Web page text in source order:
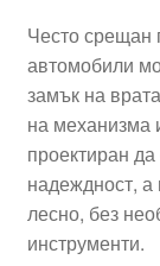
Често срещан
автомобили
замък на
на механизма
проектиран
надеждност,
лесно, без
инструменти.